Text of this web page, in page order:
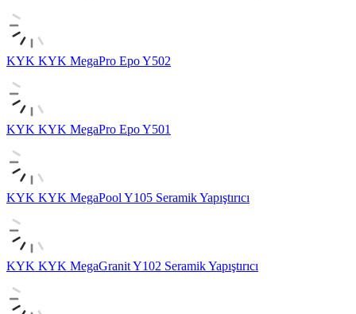
KYK KYK MegaPro Epo Y502
KYK KYK MegaPro Epo Y501
KYK KYK MegaPool Y105 Seramik Yapıştırıcı
KYK KYK MegaGranit Y102 Seramik Yapıştırıcı